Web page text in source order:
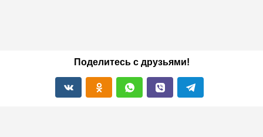
Поделитесь с друзьями!